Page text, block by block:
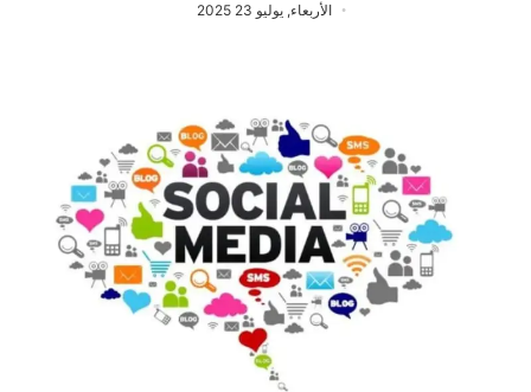
الأربعاء, يوليو 23 2025